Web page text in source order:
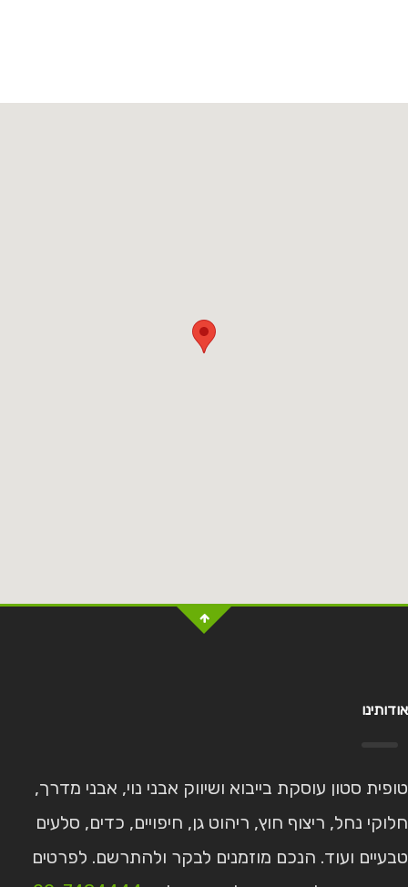
אודותינו
טופית סטון עוסקת בייבוא ושיווק אבני נוי, אבני מדרך,
חלוקי נחל, ריצוף חוץ, ריהוט גן, חיפויים, כדים, סלעים
טבעיים ועוד. הנכם מוזמנים לבקר ולהתרשם. לפרטים